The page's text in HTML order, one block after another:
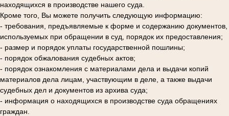
находящихся в производстве нашего суда.
Кроме того, Вы можете получить следующую информацию:
- требования, предъявляемые к форме и содержанию документов,
используемых при обращении в суд, порядок их предоставления;
- размер и порядок уплаты государственной пошлины;
- порядок обжалования судебных актов;
- порядок ознакомления с материалами дела и выдачи копий
материалов дела лицам, участвующим в деле, а также выдачи
судебных дел и документов из архива суда;
- информация о находящихся в производстве суда обращениях
граждан.